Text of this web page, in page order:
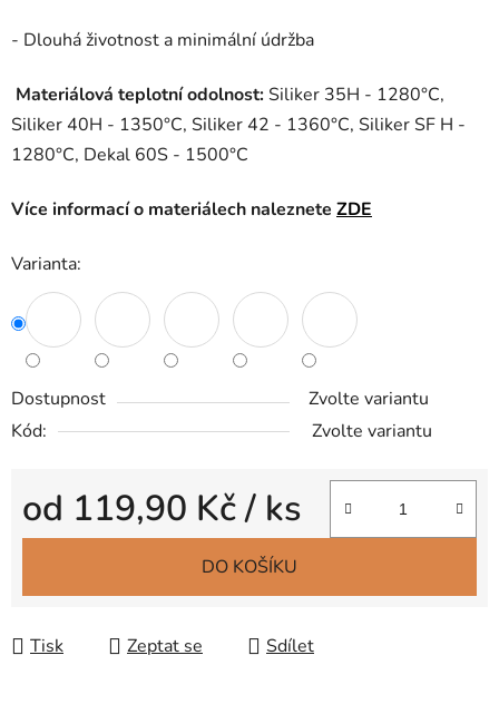
- Dlouhá životnost a minimální údržba
Materiálová teplotní odolnost:Siliker 35H - 1280°C,
Siliker 40H - 1350°C, Siliker 42 - 1360°C, Siliker SF H -
1280°C, Dekal 60S - 1500°C
Více informací o materiálech naleznete ZDE
Varianta:
Dostupnost
Zvolte variantu
Kód:
Zvolte variantu
od 119,90 Kč/ ks
Měrná cena:
DO KOŠÍKU
Tisk Zeptat se Sdílet